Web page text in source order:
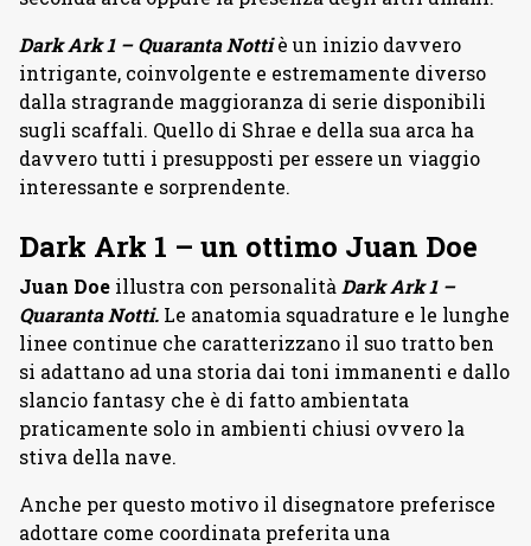
Dark Ark 1 – Quaranta Nottiè un inizio davvero
intrigante, coinvolgente e estremamente diverso
dalla stragrande maggioranza di serie disponibili
sugli scaffali. Quello di Shrae e della sua arca ha
davvero tutti i presupposti per essere un viaggio
interessante e sorprendente.
Dark Ark 1 – un ottimo Juan Doe
Juan Doe illustra con personalità Dark Ark 1 –
Quaranta Notti. Le anatomia squadrature e le lunghe
linee continue che caratterizzano il suo tratto ben
si adattano ad una storia dai toni immanenti e dallo
slancio fantasy che è di fatto ambientata
praticamente solo in ambienti chiusi ovvero la
stiva della nave.
Anche per questo motivo il disegnatore preferisce
adottare come coordinata preferita una